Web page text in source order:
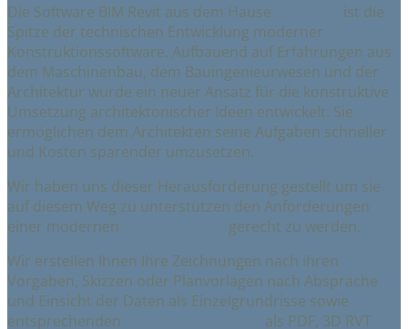
Die Software BIM Revit aus dem Hause
ist die
Spitze der technischen Entwicklung moderner
Konstruktionssoftware. Aufbauend auf Erfahrungen aus
dem Maschinenbau, dem Bauingenieurwesen und der
Architektur wurde ein neuer Ansatz für die konstruktive
Umsetzung architektonischer Ideen entwickelt. Sie
ermöglichen dem Architekten seine Aufgaben schneller
und Kosten sparender umzusetzen.
Wir haben uns dieser Herausforderung gestellt um sie
auf diesem Weg zu unterstützen den Anforderungen
einer modernen
gerecht zu werden.
Wir erstellen Ihnen Ihre Zeichnungen nach ihren
Vorgaben, Skizzen oder Planvorlagen nach Absprache
und Einsicht der Daten als Einzelgrundrisse sowie
entsprechenden
als PDF, 3D RVT